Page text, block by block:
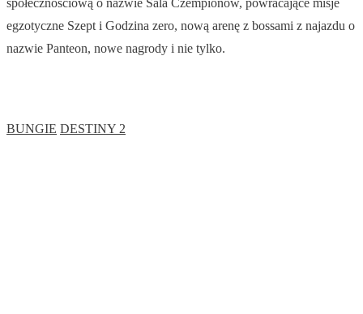
społecznościową o nazwie Sala Czempionów, powracające misje
egzotyczne Szept i Godzina zero, nową arenę z bossami z najazdu o
nazwie Panteon, nowe nagrody i nie tylko.
BUNGIE DESTINY 2